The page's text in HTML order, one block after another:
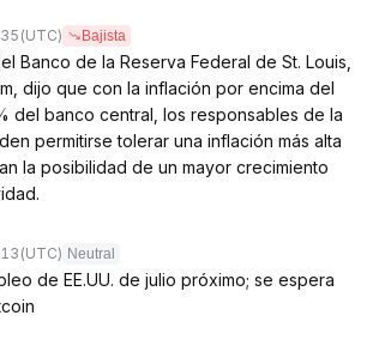
(UTC) Bajista
Banco de la Reserva Federal de St. Louis,
dijo que con la inflación por encima del
del banco central, los responsables de la
permitirse tolerar una inflación más alta
la posibilidad de un mayor crecimiento
(UTC) Neutral
de EE.UU. de julio próximo; se espera